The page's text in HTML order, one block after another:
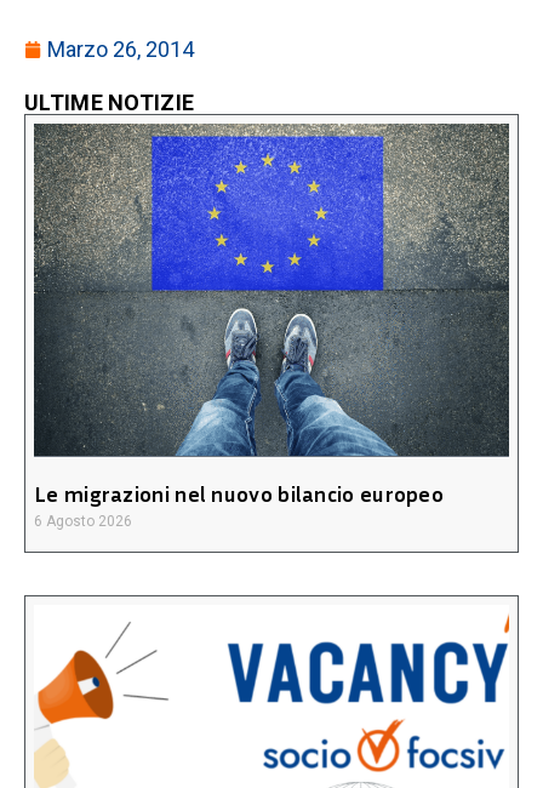
Marzo 26, 2014
ULTIME NOTIZIE
Le migrazioni nel nuovo bilancio europeo
6 Agosto 2026